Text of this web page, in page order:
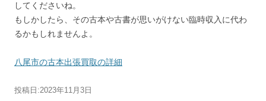
してくださいね。
もしかしたら、その古本や古書が思いがけない臨時収入に代わ
るかもしれませんよ。
八尾市の古本出張買取の詳細
投稿日:2023年11月3日